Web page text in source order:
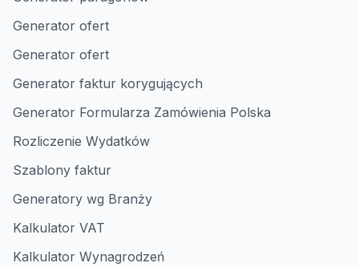
Generator ofert
Generator ofert
Generator faktur korygujących
Generator Formularza Zamówienia Polska
Rozliczenie Wydatków
Szablony faktur
Generatory wg Branży
Kalkulator VAT
Kalkulator Wynagrodzeń